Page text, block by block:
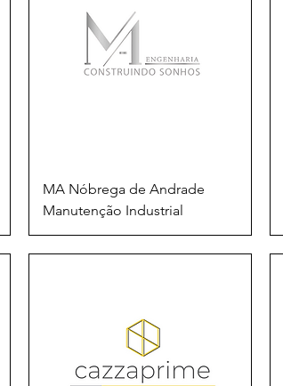
MA Nóbrega de Andrade
Manutenção Industrial